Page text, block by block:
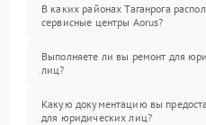
В каких районах Таганрога
сервисные центры Aorus?
Выполняете ли вы ремонт для
лиц?
Какую документацию вы
для юридических лиц?